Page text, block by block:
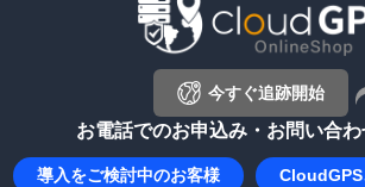
今すぐ追跡開始
お電話でのお申込み・お問い合
導入をご検討中のお客様 CloudGPS